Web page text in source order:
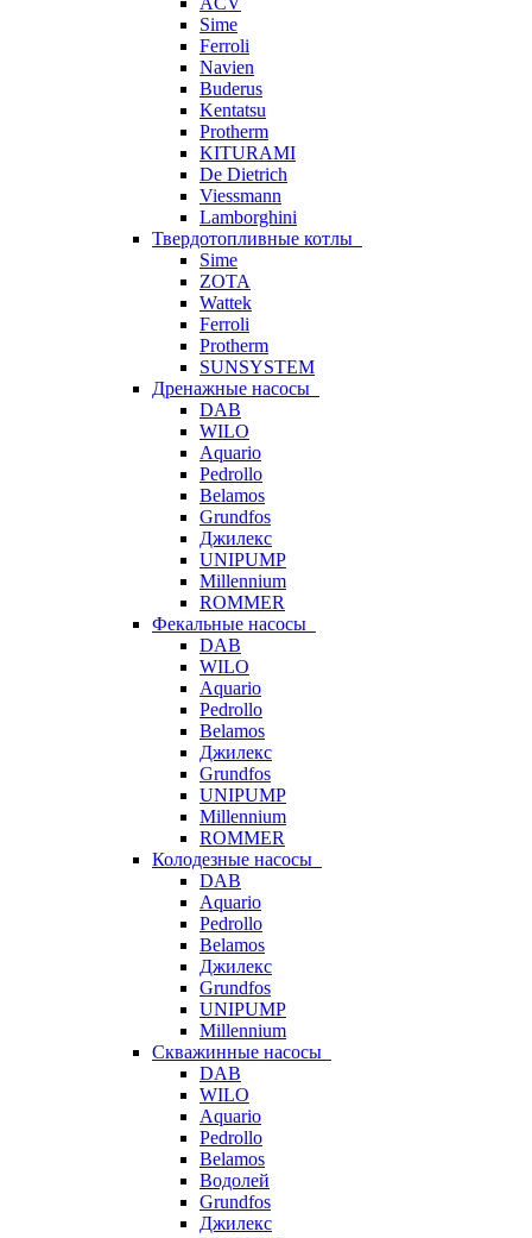
Sime
Ferroli
Navien
Buderus
Kentatsu
Protherm
KITURAMI
De Dietrich
Viessmann
Lamborghini
Твердотопливные котлы
Sime
ZOTA
Wattek
Ferroli
Protherm
SUNSYSTEM
Дренажные насосы
DAB
WILO
Aquario
Pedrollo
Belamos
Grundfos
Джилекс
UNIPUMP
Millennium
ROMMER
Фекальные насосы
DAB
WILO
Aquario
Pedrollo
Belamos
Джилекс
Grundfos
UNIPUMP
Millennium
ROMMER
Колодезные насосы
DAB
Aquario
Pedrollo
Belamos
Джилекс
Grundfos
UNIPUMP
Millennium
Скважинные насосы
DAB
WILO
Aquario
Pedrollo
Belamos
Водолей
Grundfos
Джилекс